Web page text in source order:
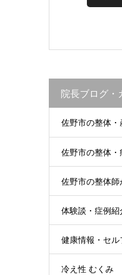
院長ブログ・
佐野市の整体
佐野市の整体・
佐野市の整体
体験談・症例紹
健康情報・セル
冷え性 むくみ